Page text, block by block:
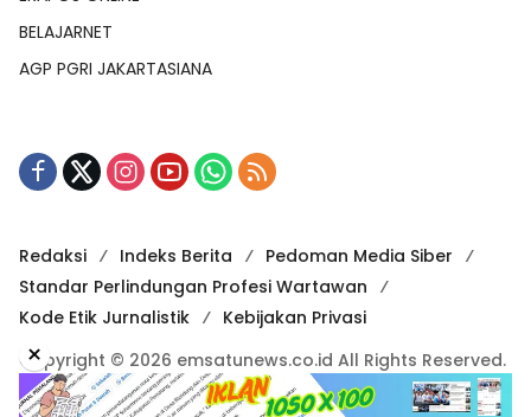
BELAJARNET
AGP PGRI JAKARTASIANA
Redaksi Indeks Berita
Pedoman Media Siber
Standar Perlindungan Profesi Wartawan
Kode Etik Jurnalistik
Kebijakan Privasi
Copyright © 2026 emsatunews.co.id All Rights Reserved.
×